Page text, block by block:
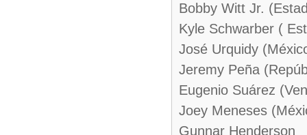
Bobby Witt Jr.
Kyle Schwarber (
José Urquidy
Jeremy Peña
Eugenio Suárez
Joey Meneses
Gunnar Henderson